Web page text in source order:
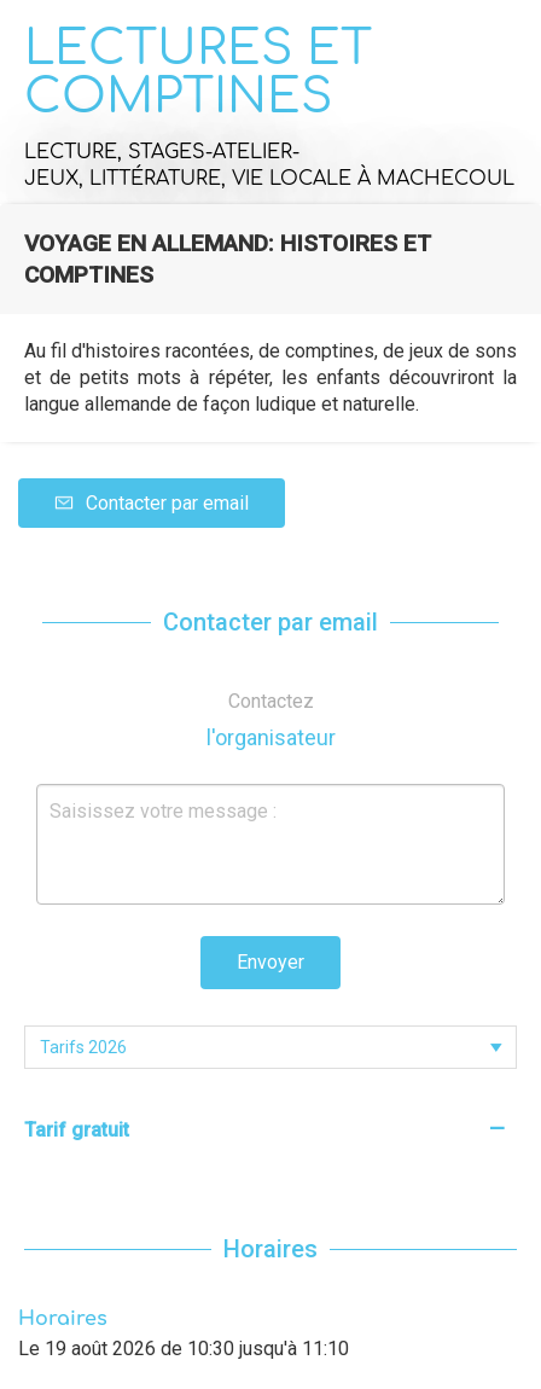
LECTURES ET
COMPTINES
LECTURE, STAGES-ATELIER-
JEUX, LITTÉRATURE, VIE LOCALE À MACHECOUL
VOYAGE EN ALLEMAND: HISTOIRES ET
COMPTINES
Au fil d'histoires racontées, de comptines, de jeux de sons
et de petits mots à répéter, les enfants découvriront la
langue allemande de façon ludique et naturelle.
Contacter par email
Contacter par email
Contactez
l'organisateur
Envoyer
Tarif gratuit —
Horaires
Horaires
Le 19 août 2026 de 10:30 jusqu'à 11:10